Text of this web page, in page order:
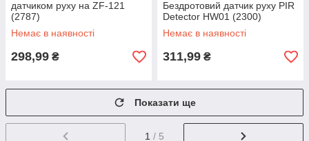
датчиком руху на ZF-121
(2787)
Немає в наявності
298,99 ₴
Бездротовий датчик руху PIR
Detector HW01 (2300)
Немає в наявності
311,99 ₴
Показати ще
1 / 5